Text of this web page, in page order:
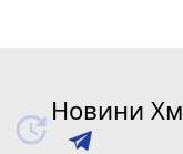
Новини